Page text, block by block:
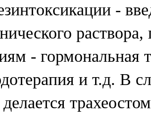
-
- гормональная
и т.д. В